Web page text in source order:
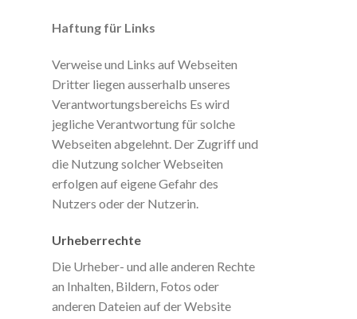
Haftung für Links
Verweise und Links auf Webseiten
Dritter liegen ausserhalb unseres
Verantwortungsbereichs Es wird
jegliche Verantwortung für solche
Webseiten abgelehnt. Der Zugriff und
die Nutzung solcher Webseiten
erfolgen auf eigene Gefahr des
Nutzers oder der Nutzerin.
Urheberrechte
Die Urheber- und alle anderen Rechte
an Inhalten, Bildern, Fotos oder
anderen Dateien auf der Website